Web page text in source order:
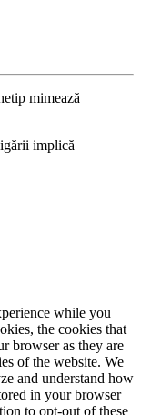
mimează
implică
while you
the cookies that
browser as they are
of the website. We
and understand how
in your browser
to opt-out of these